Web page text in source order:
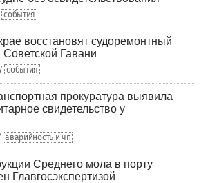
события
восстановят судоремонтный
Гавани
/ события
прокуратура выявила
свидетельство у
аварийность и чп
Среднего мола в порту
Главгосэкспертизой